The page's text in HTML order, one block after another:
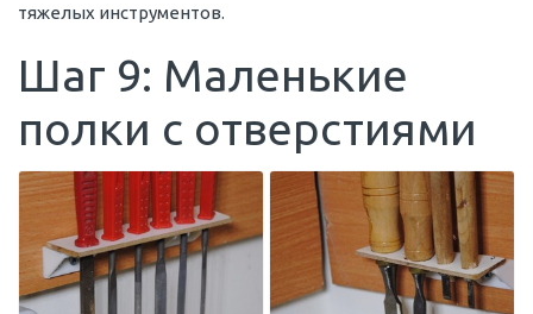
тяжелых инструментов.
Шаг 9: Маленькие
полки с отверстиями